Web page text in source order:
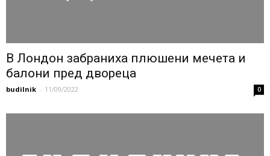
В Лондон забраниха плюшени мечета и
балони пред двореца
budilnik - 11/09/2022 0